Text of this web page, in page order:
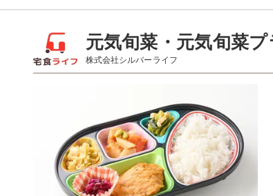
元気旬菜・元気旬菜プ
株式会社シルバーライフ